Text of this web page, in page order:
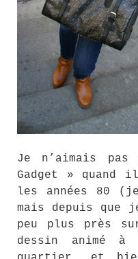
Je n’aimais
Gadget » quand
les années 80
mais depuis que
peu plus près
dessin animé à